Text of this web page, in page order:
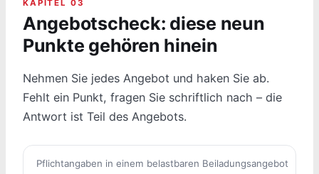
KAPITEL 03
Angebotscheck: diese neun
Punkte gehören hinein
Nehmen Sie jedes Angebot und haken Sie ab.
Fehlt ein Punkt, fragen Sie schriftlich nach – die
Antwort ist Teil des Angebots.
Pflichtangaben in einem belastbaren Beiladungsangebot